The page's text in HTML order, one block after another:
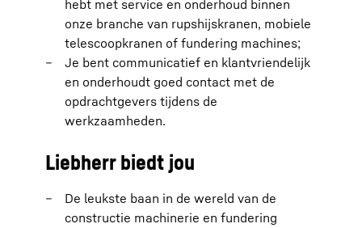
hebt met service en onderhoud binnen
onze branche van rupshijskranen, mobiele
telescoopkranen of fundering machines;
Je bent communicatief en klantvriendelijk
en onderhoudt goed contact met de
opdrachtgevers tijdens de
werkzaamheden.
Liebherr biedt jou
De leukste baan in de wereld van de
constructie machinerie en fundering